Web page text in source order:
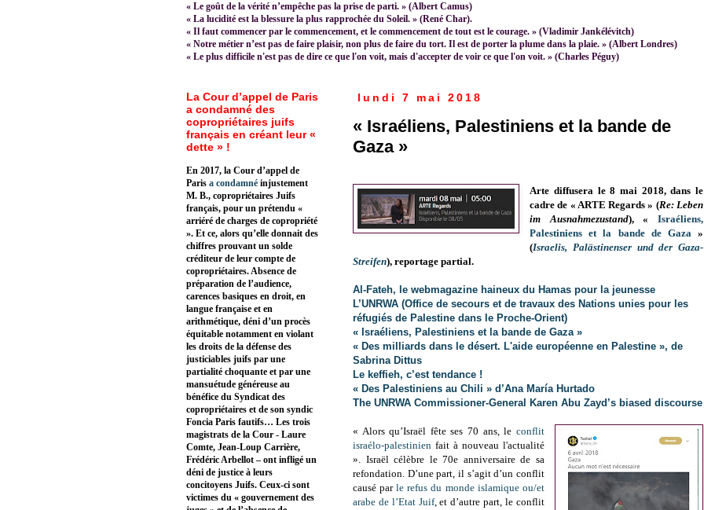
« Le goût de la vérité n’empêche pas la prise de parti. » (Albert Camus)
« La lucidité est la blessure la plus rapprochée du Soleil. » (René Char).
« Il faut commencer par le commencement, et le commencement de tout est le courage. » (Vladimir Jankélévitch)
« Notre métier n’est pas de faire plaisir, non plus de faire du tort. Il est de porter la plume dans la plaie. » (Albert Londres)
« Le plus difficile n'est pas de dire ce que l'on voit, mais d'accepter de voir ce que l'on voit. » (Charles Péguy)
lundi 7 mai 2018
« Israéliens, Palestiniens et la bande de
Gaza »
Arte diffusera le 8 mai 2018, dans le
cadre de « ARTE Regards » (Re: Leben
im Ausnahmezustand), «Israéliens,
Palestiniens et la bande de Gaza»
(Israelis, Palästinenser und der Gaza-
Streifen), reportage partial.
Al-Fateh, le webmagazine haineux du Hamas pour la jeunesse
L’UNRWA (Office de secours et de travaux des Nations unies pour les
réfugiés de Palestine dans le Proche-Orient)
« Israéliens, Palestiniens et la bande de Gaza »
« Des milliards dans le désert. L'aide européenne en Palestine », de
Sabrina Dittus
Le keffieh, c’est tendance !
« Des Palestiniens au Chili » d’Ana María Hurtado
The UNRWA Commissioner-General Karen Abu Zayd’s biased discourse
« Alors qu’Israël fête ses 70 ans, le conflit
israélo-palestinien fait à nouveau l'actualité
». Israël célèbre le 70e anniversaire de sa
refondation. D’une part, il s’agit d’un conflit
causé parle refus du monde islamique ou/et
arabe de l’Etat Juif, et d’autre part, le conflit
La Cour d’appel de Paris
a condamné des
copropriétaires juifs
français en créant leur «
dette » !
En 2017, la Cour d’appel de
Paris a condamné injustement
M. B., copropriétaires Juifs
français, pour un prétendu «
arriéré de charges de copropriété
». Et ce, alors qu’elle donnait des
chiffres prouvant un solde
créditeur de leur compte de
copropriétaires. Absence de
préparation de l’audience,
carences basiques en droit, en
langue française et en
arithmétique, déni d’un procès
équitable notamment en violant
les droits de la défense des
justiciables juifs par une
partialité choquante et par une
mansuétude généreuse au
bénéfice du Syndicat des
copropriétaires et de son syndic
Foncia Paris fautifs… Les trois
magistrats de la Cour - Laure
Comte, Jean-Loup Carrière,
Frédéric Arbellot – ont infligé un
déni de justice à leurs
concitoyens Juifs. Ceux-ci sont
victimes du « gouvernement des